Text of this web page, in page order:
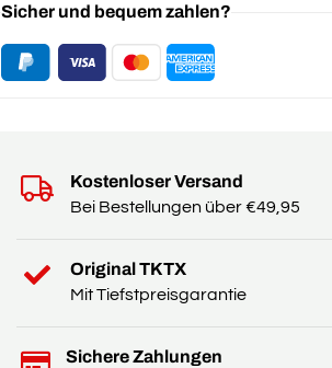
Sicher und bequem zahlen?
Kostenloser Versand
Bei Bestellungen über €49,95
Original TKTX
Mit Tiefstpreisgarantie
Sichere Zahlungen